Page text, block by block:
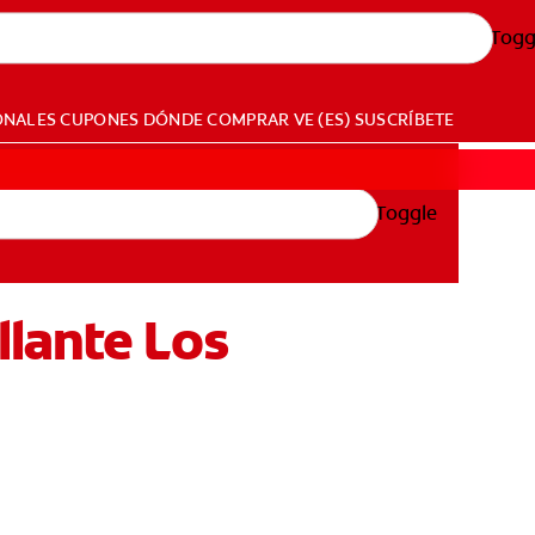
CUPONES DÓNDE COMPRAR VE (ES) SUSCRÍBETE
Toggle
Los